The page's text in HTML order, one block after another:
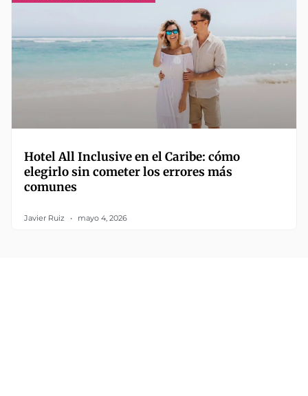
Hotel All Inclusive en el Caribe: cómo
elegirlo sin cometer los errores más
comunes
Javier Ruiz mayo 4, 2026